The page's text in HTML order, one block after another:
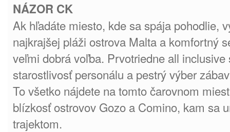
NÁZOR CK
Ak hľadáte miesto, kde sa spája pohodlie,
najkrajšej pláži ostrova Malta a komfortný
veľmi dobrá voľba. Prvotriedne all inclusive
starostlivosť personálu a pestrý výber
To všetko nájdete na tomto čarovnom
blízkosť ostrovov Gozo a Comino, kam sa
trajektom.